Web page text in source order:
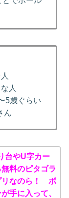
人
5歳ぐらい
ん
台やU字カー
料のピタゴラ
リなのら！ ボ
手に入って、